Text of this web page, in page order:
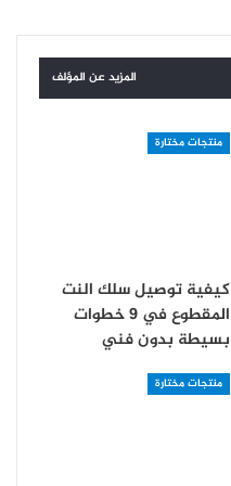
المزيد عن المؤلف
منتجات مختارة
كيفية توصيل سلك النت
المقطوع في 9 خطوات
بسيطة بدون فني
منتجات مختارة